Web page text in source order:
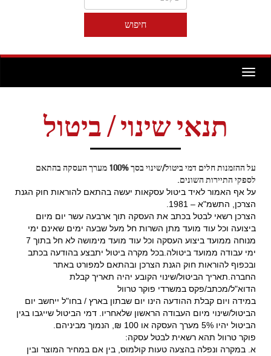
Toggle
navigation
תנאי שינוי / ביטול
על ההזמנות חלים דמי ביטול/שינוי בסך 100% מערך העסקה בהתאם
לספקי התיירות השונים.
על אף האמור לאיד ביטול עסקאות יעשה בהתאם להוראות חוק הגנת
הצרכן, התשמ"א – 1981.
הצרכן רשאי לבטל בכתב את העסקה תוך ארבעה עשר יום מיום
ביצועה וכל עוד מועד מתן השרות חל מעל שבעה ימים שאינם ימי
מנוחה ממועד ביצוע העסקה וכל עוד מועד מימושה לא חל בתוך 7
ימי עבודה ממועד ביטולה.בכל מקרה ביטול יתבצע בהודעה בכתב
ובכפוף להוראות חוק הגנת הצרכן ובהתאם למפורט באתר
החברה.תאריך הביטול/שינוי הקובע יהיה תאריך קבלת
הדוא"ל/מכתב/פקס במשרדי פוקר טרוול
במידה ויום קבלת ההודעה הינו יום שבתון בארץ / בחו"ל ייחשב יום
הביטול/שינוי מיום העבודה הראשון שלאחריו. דמי הביטול שייגבו בגין
הביטול יהיו 5% מערך העסקה או 100 ₪, הנמוך מביניהם.
פוקר טרוול תהא רשאית לבטל עסקה:
א. במקרה ונפלה בהצעה טעות קולמוס, בין אם במחיר המוצר ובין